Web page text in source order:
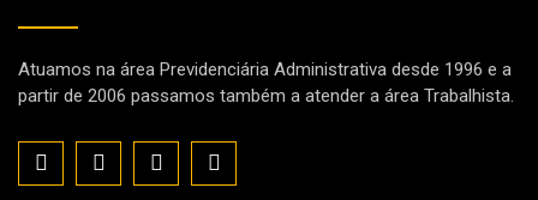
Atuamos na área Previdenciária Administrativa desde 1996 e a
partir de 2006 passamos também a atender a área Trabalhista.